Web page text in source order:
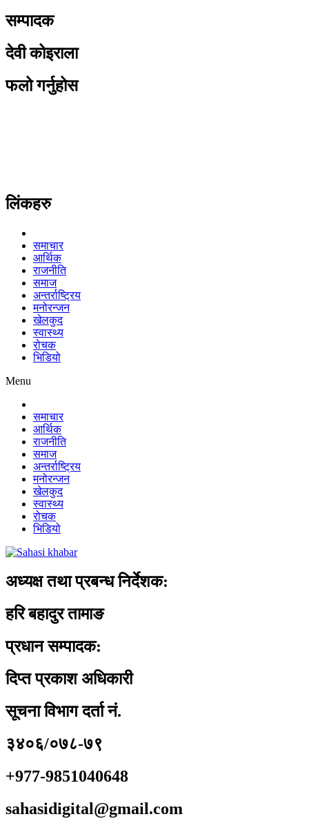
सम्पादक
देवी कोइराला
फलो गर्नुहोस
लिंकहरु
समाचार
आर्थिक
राजनीति
समाज
अन्तर्राष्ट्रिय
मनोरन्जन
खेलकुद
स्वास्थ्य
रोचक
भिडियो
Menu
समाचार
आर्थिक
राजनीति
समाज
अन्तर्राष्ट्रिय
मनोरन्जन
खेलकुद
स्वास्थ्य
रोचक
भिडियो
अध्यक्ष तथा प्रबन्ध निर्देशक:
हरि बहादुर तामाङ
प्रधान सम्पादक:
दिप्त प्रकाश अधिकारी
सूचना विभाग दर्ता नं.
३४०६/०७८-७९
+977-9851040648
sahasidigital@gmail.com